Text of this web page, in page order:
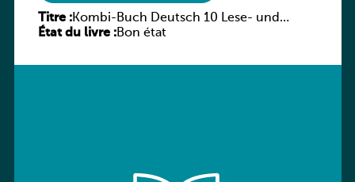
Titre :Kombi-Buch Deutsch 10 Lese- und
Sprachbuch
État du livre :Bon état